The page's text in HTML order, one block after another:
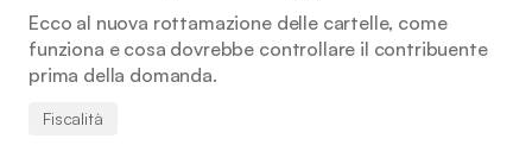
Ecco al nuova rottamazione delle cartelle, come
funziona e cosa dovrebbe controllare il contribuente
prima della domanda.
Fiscalità